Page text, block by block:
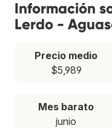
Información
Lerdo -
Precio medio
$5,989
Mes barato
junio